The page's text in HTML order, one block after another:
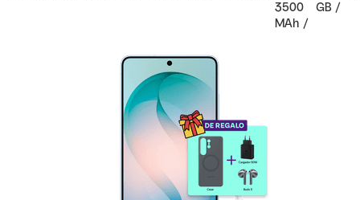
3500
MAh
GB